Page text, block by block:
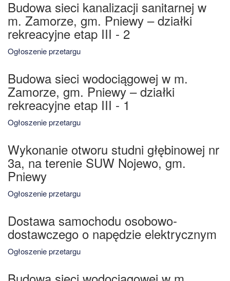
Budowa sieci kanalizacji sanitarnej w
m. Zamorze, gm. Pniewy – działki
rekreacyjne etap III - 2
Ogłoszenie przetargu
Budowa sieci wodociągowej w m.
Zamorze, gm. Pniewy – działki
rekreacyjne etap III - 1
Ogłoszenie przetargu
Wykonanie otworu studni głębinowej nr
3a, na terenie SUW Nojewo, gm.
Pniewy
Ogłoszenie przetargu
Dostawa samochodu osobowo-
dostawczego o napędzie elektrycznym
Ogłoszenie przetargu